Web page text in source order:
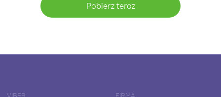
Pobierz teraz
VIBER FIRMA